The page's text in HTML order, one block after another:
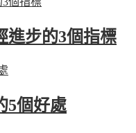
進步的3個指標
5個好處